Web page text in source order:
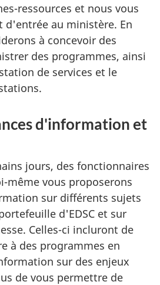
ressources et nous vous
au ministère. En
à concevoir des
des programmes, ainsi
de services et le
d'information et
jours, des fonctionnaires
même vous proposerons
sur différents sujets
d'EDSC et sur
Celles-ci incluront de
à des programmes en
sur des enjeux
de vous permettre de